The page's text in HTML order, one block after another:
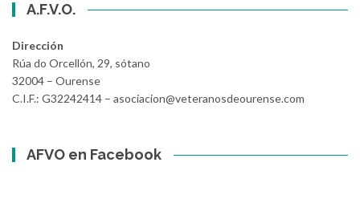
A.F.V.O.
Dirección
Rúa do Orcellón, 29, sótano
32004 – Ourense
C.I.F.: G32242414 – asociacion@veteranosdeourense.com
AFVO en Facebook